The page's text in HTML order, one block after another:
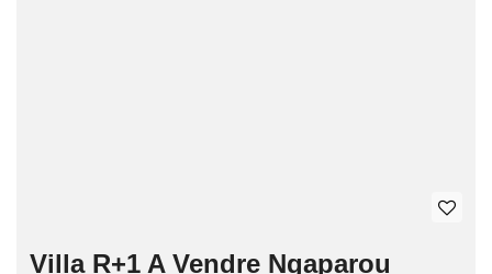
Villa R+1 A Vendre Ngaparou